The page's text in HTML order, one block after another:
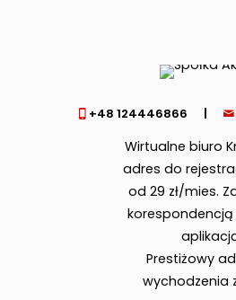
+48 124446866 |
Wirtualne biuro
adres do
od 29 zł/mies.
korespondencją
Prestiżowy
wychodzenia